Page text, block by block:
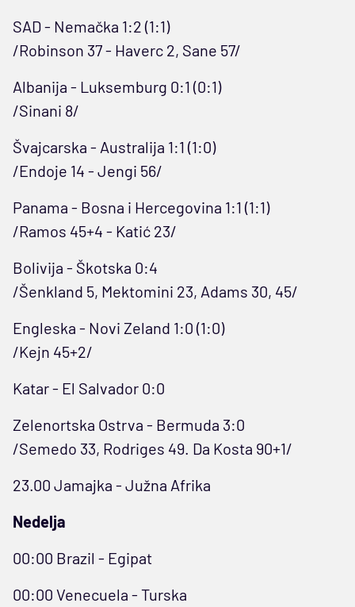
SAD - Nemačka 1:2 (1:1)
/Robinson 37 - Haverc 2, Sane 57/
Albanija - Luksemburg 0:1 (0:1)
/Sinani 8/
Švajcarska - Australija 1:1 (1:0)
/Endoje 14 - Jengi 56/
Panama - Bosna i Hercegovina 1:1 (1:1)
/Ramos 45+4 - Katić 23/
Bolivija - Škotska 0:4
/Šenkland 5, Mektomini 23, Adams 30, 45/
Engleska - Novi Zeland 1:0 (1:0)
/Kejn 45+2/
Katar - El Salvador 0:0
Zelenortska Ostrva - Bermuda 3:0
/Semedo 33, Rodriges 49. Da Kosta 90+1/
23.00 Jamajka - Južna Afrika
Nedelja
00:00 Brazil - Egipat
00:00 Venecuela - Turska